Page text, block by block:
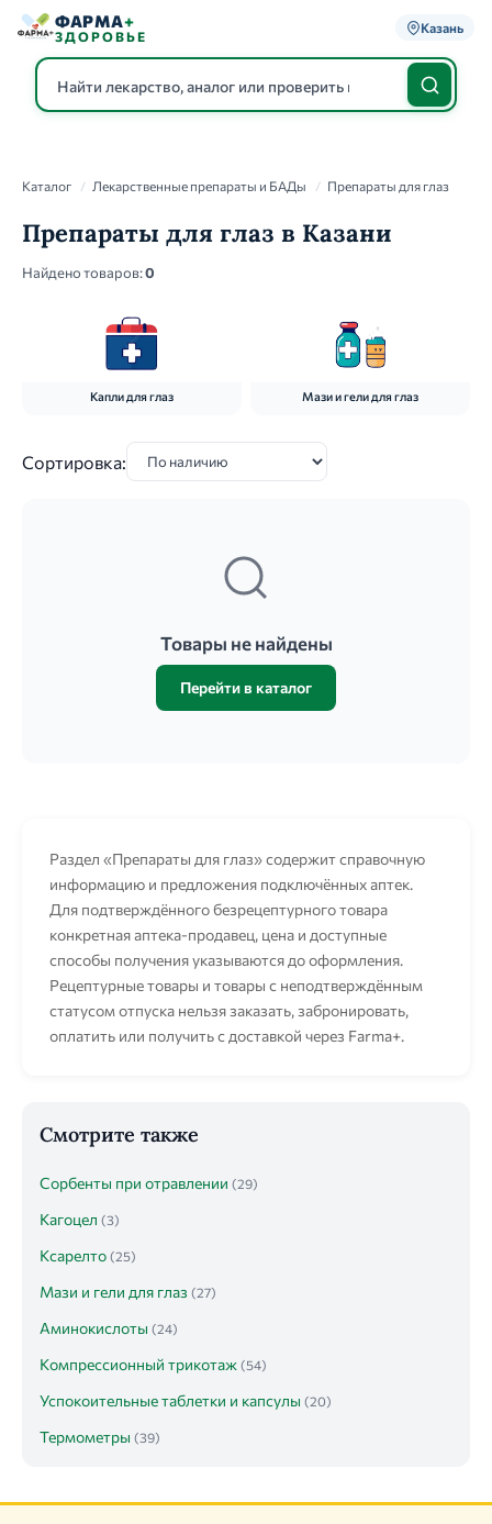
ФАРМА+
ЗДОРОВЬЕ
Казань
Каталог / Лекарственные препараты и БАДы / Препараты для глаз
Препараты для глаз в Казани
Найдено товаров:0
Капли для глаз Мази и гели для глаз
Сортировка:
Товары не найдены
Перейти в каталог
Раздел «Препараты для глаз» содержит справочную
информацию и предложения подключённых аптек.
Для подтверждённого безрецептурного товара
конкретная аптека-продавец, цена и доступные
способы получения указываются до оформления.
Рецептурные товары и товары с неподтверждённым
статусом отпуска нельзя заказать, забронировать,
оплатить или получить с доставкой через Farma+.
Смотрите также
Сорбенты при отравлении (29)
Кагоцел (3)
Ксарелто (25)
Мази и гели для глаз (27)
Аминокислоты (24)
Компрессионный трикотаж (54)
Успокоительные таблетки и капсулы (20)
Термометры (39)